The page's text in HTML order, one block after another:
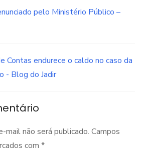
pelo Ministério Público –
Contas endurece o caldo no caso da
- Blog do Jadir
mail não será publicado. Campos
com *